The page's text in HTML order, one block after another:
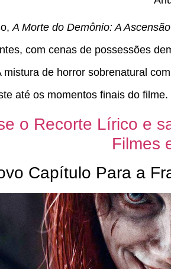
A Morte do Demônio: A Ascensão
com cenas de possessões
mistura de horror sobrenatural
até os momentos finais do filme.
o Recorte Lírico e
Filmes
Capítulo Para a